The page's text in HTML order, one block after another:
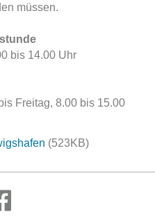
müssen.
bis 14.00 Uhr
Freitag, 8.00 bis 15.00
(523KB)